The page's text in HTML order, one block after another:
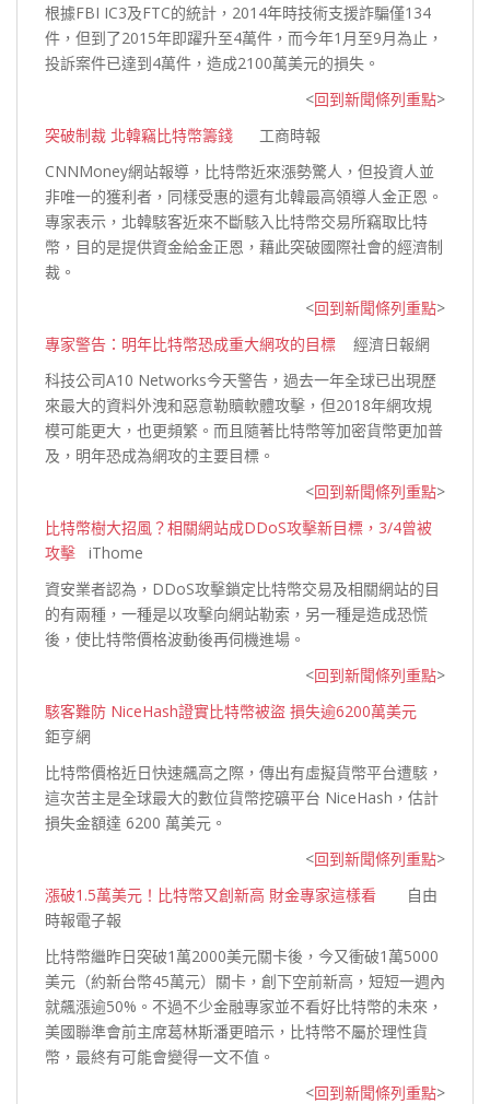
根據FBI IC3及FTC的統計，2014年時技術支援詐騙僅134
件，但到了2015年即躍升至4萬件，而今年1月至9月為止，
投訴案件已達到4萬件，造成2100萬美元的損失。
<回到新聞條列重點>
突破制裁 北韓竊比特幣籌錢 工商時報
CNNMoney網站報導，比特幣近來漲勢驚人，但投資人並
非唯一的獲利者，同樣受惠的還有北韓最高領導人金正恩。
專家表示，北韓駭客近來不斷駭入比特幣交易所竊取比特
幣，目的是提供資金給金正恩，藉此突破國際社會的經濟制
裁。
<回到新聞條列重點>
專家警告：明年比特幣恐成重大網攻的目標 經濟日報網
科技公司A10 Networks今天警告，過去一年全球已出現歷
來最大的資料外洩和惡意勒贖軟體攻擊，但2018年網攻規
模可能更大，也更頻繁。而且隨著比特幣等加密貨幣更加普
及，明年恐成為網攻的主要目標。
<回到新聞條列重點>
比特幣樹大招風？相關網站成DDoS攻擊新目標，3/4曾被
攻擊 iThome
資安業者認為，DDoS攻擊鎖定比特幣交易及相關網站的目
的有兩種，一種是以攻擊向網站勒索，另一種是造成恐慌
後，使比特幣價格波動後再伺機進場。
<回到新聞條列重點>
駭客難防 NiceHash證實比特幣被盜 損失逾6200萬美元
鉅亨網
比特幣價格近日快速飆高之際，傳出有虛擬貨幣平台遭駭，
這次苦主是全球最大的數位貨幣挖礦平台 NiceHash，估計
損失金額達 6200 萬美元。
<回到新聞條列重點>
漲破1.5萬美元！比特幣又創新高 財金專家這樣看 自由
時報電子報
比特幣繼昨日突破1萬2000美元關卡後，今又衝破1萬5000
美元（約新台幣45萬元）關卡，創下空前新高，短短一週內
就飆漲逾50%。不過不少金融專家並不看好比特幣的未來，
美國聯準會前主席葛林斯潘更暗示，比特幣不屬於理性貨
幣，最終有可能會變得一文不值。
<回到新聞條列重點>